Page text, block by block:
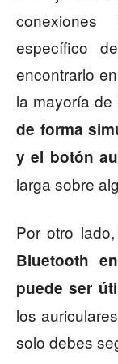
conexiones
específico
encontrarlo
la mayoría
de forma
y el botón
larga sobre
Por otro lado,
Bluetooth
puede ser
los
solo debes